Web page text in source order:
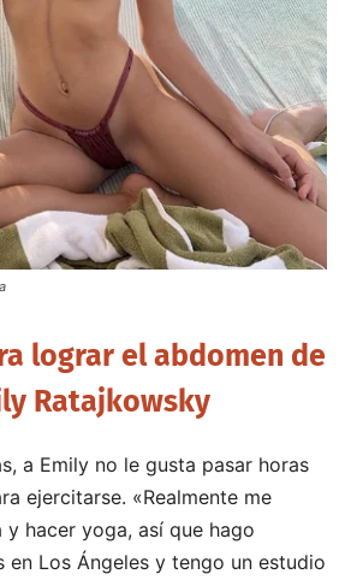
lograr el abdomen de
Ratajkowsky
a Emily no le gusta pasar horas
ejercitarse. «Realmente me
hacer yoga, así que hago
en Los Ángeles y tengo un estudio